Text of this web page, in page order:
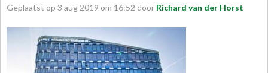
Geplaatst op 3 aug 2019 om 16:52 door Richard van der Horst